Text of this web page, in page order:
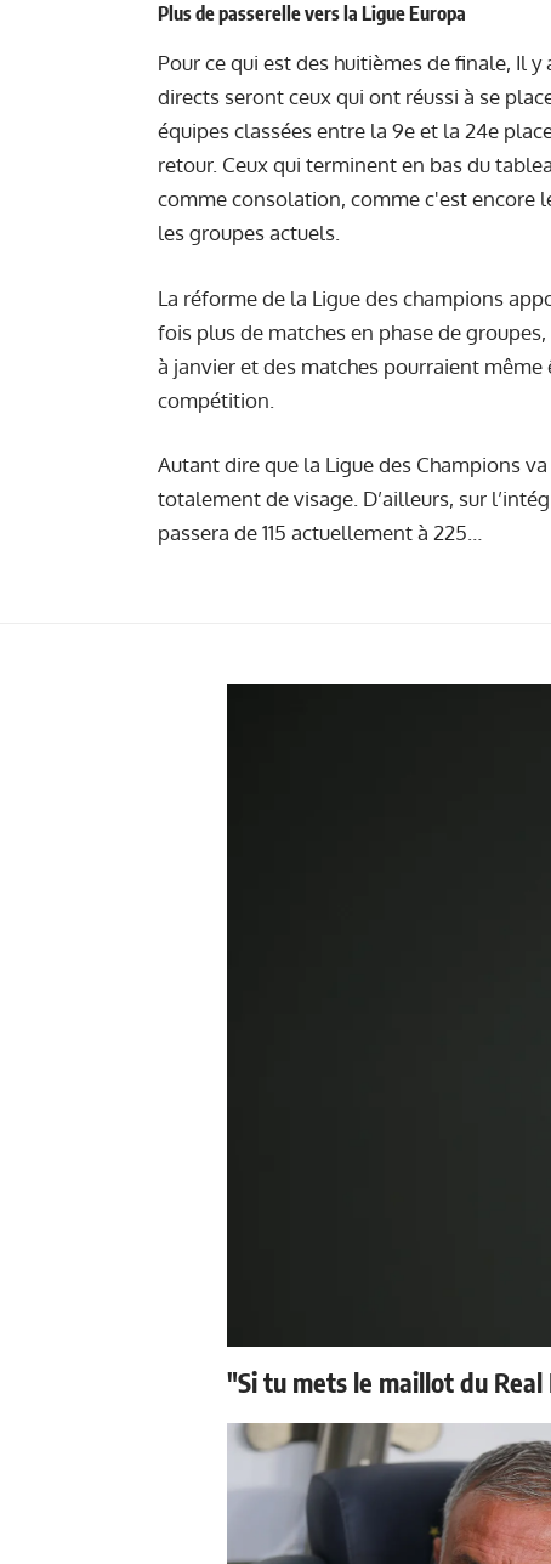
Plus de passerelle vers la Ligue Europa
Pour ce qui est des huitièmes de finale, Il
directs seront ceux qui ont réussi à se
équipes classées entre la 9e et la 24e
retour. Ceux qui terminent en bas du
comme consolation, comme c'est encore
les groupes actuels.
La réforme de la Ligue des champions
fois plus de matches en phase de
à janvier et des matches pourraient
compétition.
Autant dire que la Ligue des Champions
totalement de visage. D’ailleurs, sur
passera de 115 actuellement à 225…
"Si tu mets le maillot du